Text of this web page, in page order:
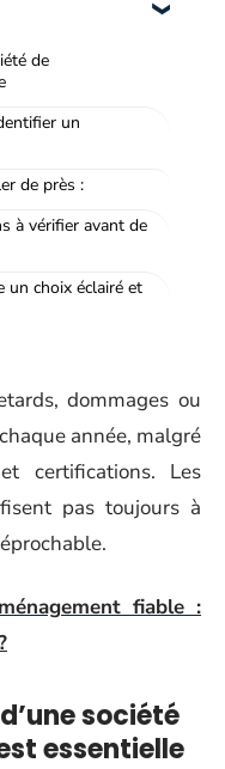
de
un
de près :
à vérifier avant de
un choix éclairé et
dommages ou
année, malgré
certifications. Les
pas toujours à
fiable :
société
essentielle